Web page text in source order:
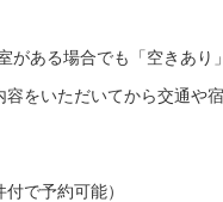
ある場合でも「空きあり
をいただいてから交通や
で予約可能）